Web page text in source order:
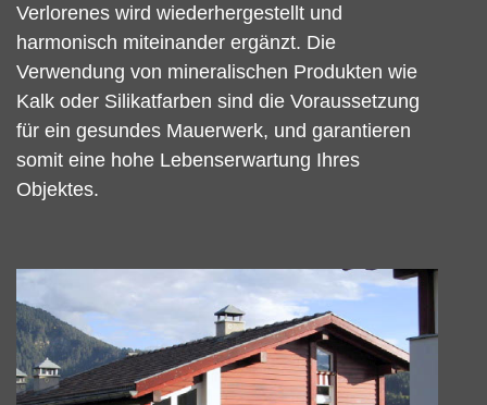
Verlorenes wird wiederhergestellt und
harmonisch miteinander ergänzt. Die
Verwendung von mineralischen Produkten wie
Kalk oder Silikatfarben sind die Voraussetzung
für ein gesundes Mauerwerk, und garantieren
somit eine hohe Lebenserwartung Ihres
Objektes.